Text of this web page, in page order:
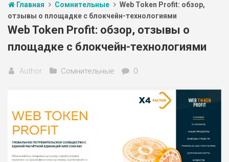
Статьи
Партнеры
Главная Сомнительные
Web Token Profit: обзор,
отзывы о площадке с блокчейн-технологиями
Web Token Profit: обзор, отзывы о
площадке с блокчейн-технологиями
Author Сомнительные 0